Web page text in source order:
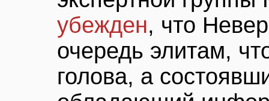
убежден, что
очередь элитам,
голова, а